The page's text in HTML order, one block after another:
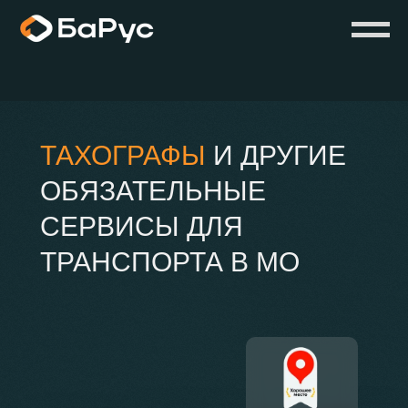
rnd=%aw_random%
ТАХОГРАФЫ И ДРУГИЕ
ОБЯЗАТЕЛЬНЫЕ
СЕРВИСЫ ДЛЯ
ТРАНСПОРТА В МО